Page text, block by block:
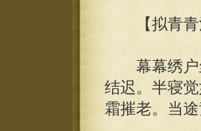
【拟青青
幕幕绣户丝
结迟。半寝
霜摧老。当